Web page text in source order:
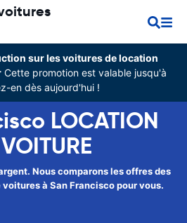
sur les voitures de location
Cette promotion est valable jusqu'à
en dès aujourd'hui !
LOCATION
Nous comparons les offres des
à San Francisco pour vous.